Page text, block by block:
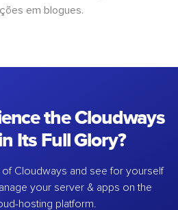
em blogues.
the Cloudways
Its Full Glory?
of Cloudways and see for yourself
your server & apps on the
hosting platform.